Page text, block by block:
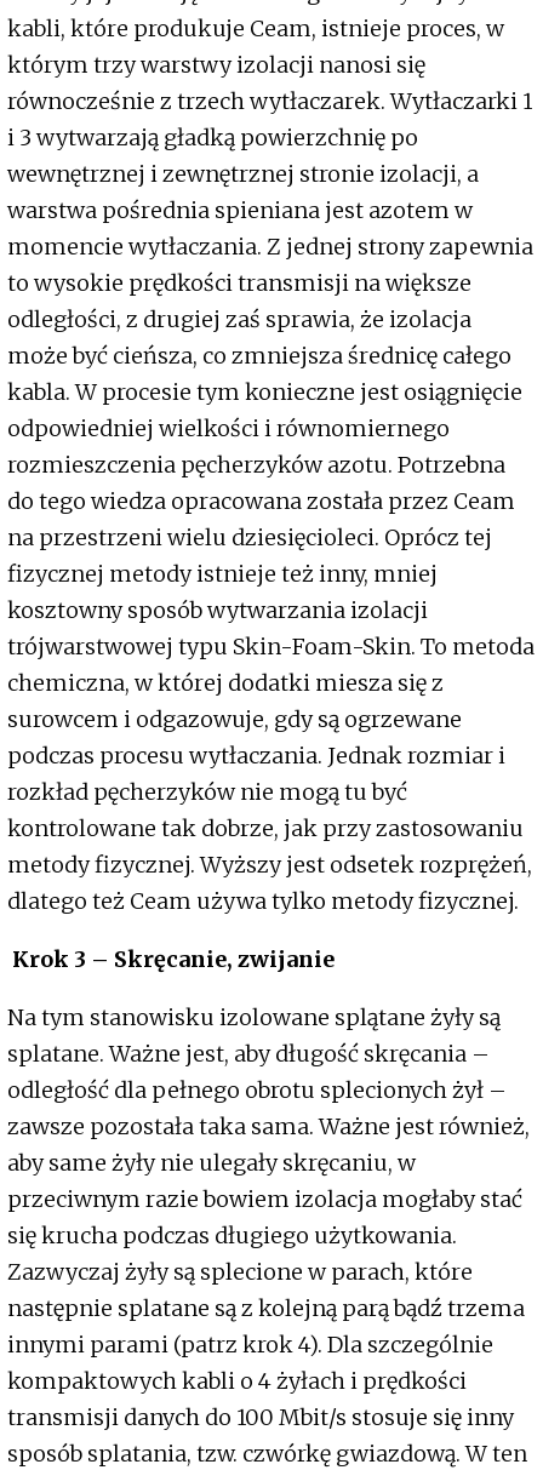
kabli, które produkuje Ceam, istnieje proces, w
którym trzy warstwy izolacji nanosi się
równocześnie z trzech wytłaczarek. Wytłaczarki 1
i 3 wytwarzają gładką powierzchnię po
wewnętrznej i zewnętrznej stronie izolacji, a
warstwa pośrednia spieniana jest azotem w
momencie wytłaczania. Z jednej strony zapewnia
to wysokie prędkości transmisji na większe
odległości, z drugiej zaś sprawia, że izolacja
może być cieńsza, co zmniejsza średnicę całego
kabla. W procesie tym konieczne jest osiągnięcie
odpowiedniej wielkości i równomiernego
rozmieszczenia pęcherzyków azotu. Potrzebna
do tego wiedza opracowana została przez Ceam
na przestrzeni wielu dziesięcioleci. Oprócz tej
fizycznej metody istnieje też inny, mniej
kosztowny sposób wytwarzania izolacji
trójwarstwowej typu Skin-Foam-Skin. To metoda
chemiczna, w której dodatki miesza się z
surowcem i odgazowuje, gdy są ogrzewane
podczas procesu wytłaczania. Jednak rozmiar i
rozkład pęcherzyków nie mogą tu być
kontrolowane tak dobrze, jak przy zastosowaniu
metody fizycznej. Wyższy jest odsetek rozprężeń,
dlatego też Ceam używa tylko metody fizycznej.
Krok 3 – Skręcanie, zwijanie
Na tym stanowisku izolowane splątane żyły są
splatane. Ważne jest, aby długość skręcania –
odległość dla pełnego obrotu splecionych żył –
zawsze pozostała taka sama. Ważne jest również,
aby same żyły nie ulegały skręcaniu, w
przeciwnym razie bowiem izolacja mogłaby stać
się krucha podczas długiego użytkowania.
Zazwyczaj żyły są splecione w parach, które
następnie splatane są z kolejną parą bądź trzema
innymi parami (patrz krok 4). Dla szczególnie
kompaktowych kabli o 4 żyłach i prędkości
transmisji danych do 100 Mbit/s stosuje się inny
sposób splatania, tzw. czwórkę gwiazdową. W ten